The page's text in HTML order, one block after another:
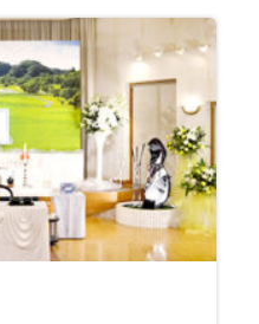
故人様へ、お式では
と考えました。
兄弟で話し合われまし
く、故人様のまわりは
いたそうです。
を一つにして、お父様
子様たちが小さかった
した思い出をお話くだ
のことを“ちゃん付け”で
いました。
たお別れの時間をご希
努力家でした」とお話
亡くなりになったこと
そうです。 ご長男様
、きっと母は驚くでし
い」とご長女様はおっ
た故人様の想いやこだ
も、丹精込めて世話す
した。
いました」とおっしゃ
いただくご葬儀を提案
ニアでした。
。
た日々を過ごされまし
ばれるスナップを散り